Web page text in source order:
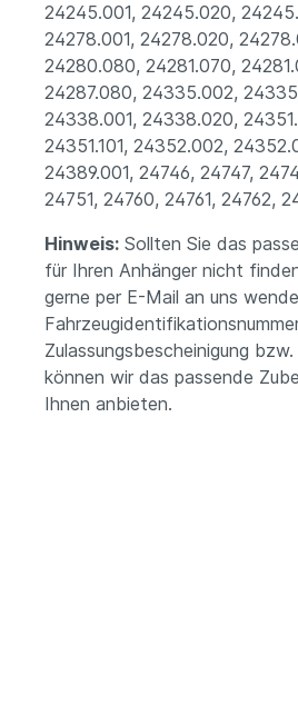
24245.001, 24245.020,
24278.001, 24278.020,
24280.080, 24281.070,
24287.080, 24335.002,
24338.001, 24338.020,
24351.101, 24352.002,
24389.001, 24746, 24747,
24751, 24760, 24761, 24762,
Hinweis: Sollten Sie das
für Ihren Anhänger nicht
gerne per E-Mail an uns
Zulassungsbescheinigung
können wir das passende
Ihnen anbieten.